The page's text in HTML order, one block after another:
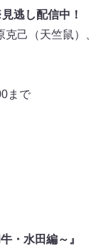
逃し配信中！
己（天竺鼠）、
まで
・水田編～』